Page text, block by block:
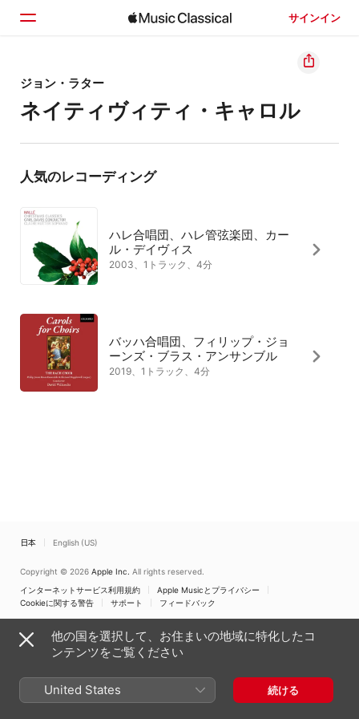
サインイン
ホーム
見つける
検索
ジョン・ラター
ネイティヴィティ・キャロル
人気のレコーディング
ハレ合唱団、ハレ管弦楽団、カー
ル・デイヴィス
2003、1トラック、4分
バッハ合唱団、フィリップ・ジョ
ーンズ・ブラス・アンサンブル
2019、1トラック、4分
日本 English (US)
Copyright © 2026 Apple Inc. All rights reserved.
インターネットサービス利用規約
Apple Musicとプライバシー
Cookieに関する警告
サポート フィードバック
他の国を選択して、お住まいの地域に特化したコ
ンテンツをご覧ください
United States 続ける